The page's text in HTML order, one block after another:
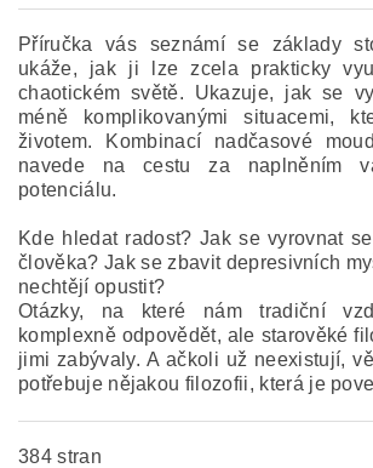
Příručka vás seznámí se základy
ukáže, jak ji lze zcela prakticky
chaotickém světě. Ukazuje, jak se
méně komplikovanými situacemi,
životem. Kombinací nadčasové
navede na cestu za naplněním
potenciálu.
Kde hledat radost? Jak se vyrovnat
člověka? Jak se zbavit depresivních
nechtějí opustit?
Otázky, na které nám tradiční
komplexně odpovědět, ale starověké
jimi zabývaly. A ačkoli už neexistují,
potřebuje nějakou filozofii, která je
384 stran